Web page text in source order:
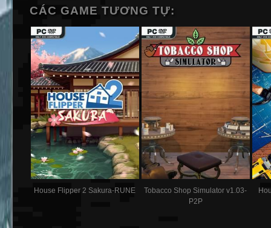
CÁC GAME TƯƠNG TỰ:
House Flipper 2 Sakura-RUNE
Tobacco Shop Simulator v1.03-
P2P